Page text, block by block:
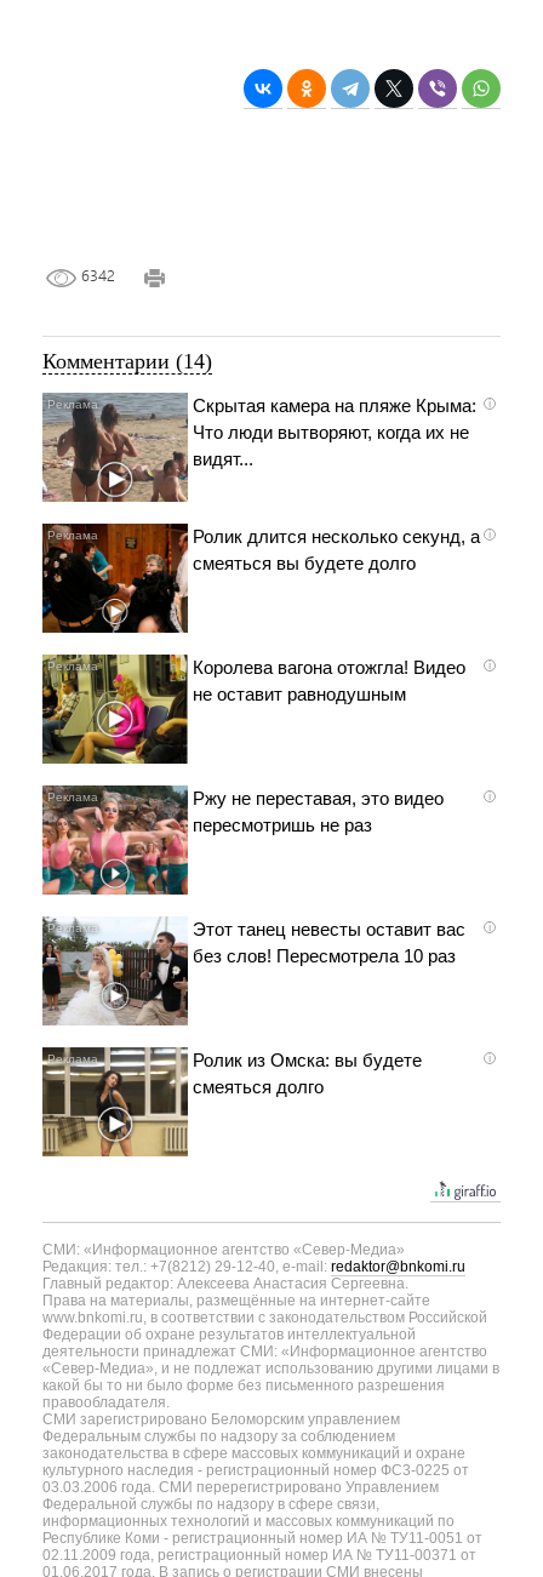
6342
Комментарии (14)
i
Скрытая камера на пляже Крыма:
Что люди вытворяют, когда их не
видят...
i
Ролик длится несколько секунд, а
смеяться вы будете долго
i
Королева вагона отожгла! Видео
не оставит равнодушным
i
Ржу не переставая, это видео
пересмотришь не раз
i
Этот танец невесты оставит вас
без слов! Пересмотрела 10 раз
i
Ролик из Омска: вы будете
смеяться долго
СМИ: «Информационное агентство «Север-Медиа»
Редакция: тел.: +7(8212) 29-12-40, e-mail: redaktor@bnkomi.ru
Главный редактор: Алексеева Анастасия Сергеевна.
Права на материалы, размещённые на интернет-сайте
www.bnkomi.ru, в соответствии с законодательством Российской
Федерации об охране результатов интеллектуальной
деятельности принадлежат СМИ: «Информационное агентство
«Север-Медиа», и не подлежат использованию другими лицами в
какой бы то ни было форме без письменного разрешения
правообладателя.
СМИ зарегистрировано Беломорским управлением
Федеральным службы по надзору за соблюдением
законодательства в сфере массовых коммуникаций и охране
культурного наследия - регистрационный номер ФС3-0225 от
03.03.2006 года. СМИ перерегистрировано Управлением
Федеральной службы по надзору в сфере связи,
информационных технологий и массовых коммуникаций по
Республике Коми - регистрационный номер ИА № ТУ11-0051 от
02.11.2009 года, регистрационный номер ИА № ТУ11-00371 от
01.06.2017 года. В запись о регистрации СМИ внесены